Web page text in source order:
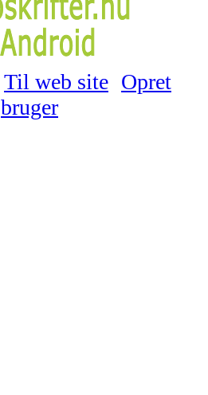
Til web site Opret
bruger